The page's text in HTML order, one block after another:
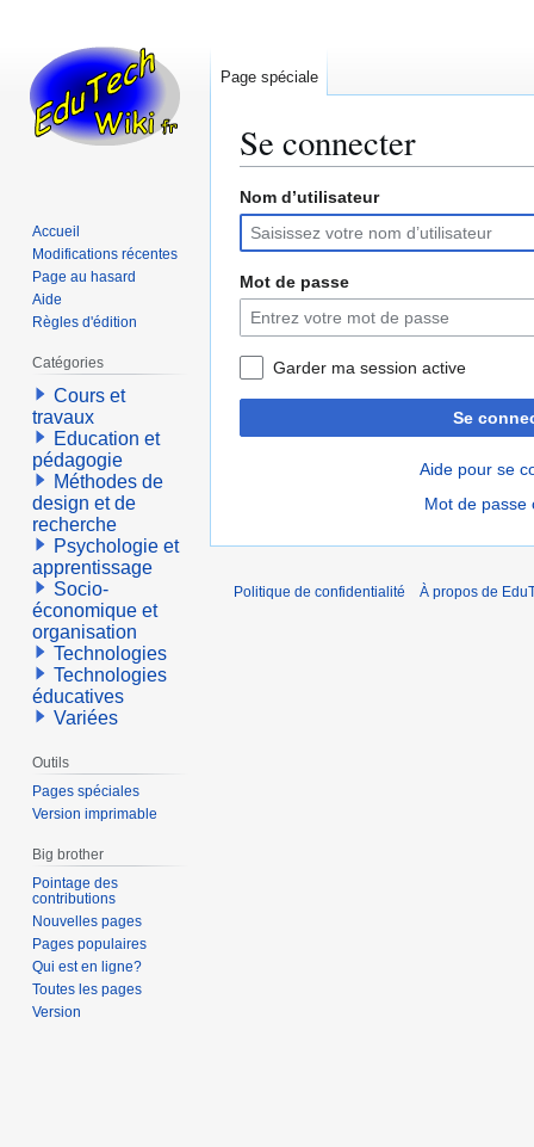
Se connecter
Aller
la
navigation
Aller
la
recherche
Nom d’utilisateur
Mot de passe
Garder ma session active
Se
Aide pour se
Mot de passe
Page spéciale
Accueil
Modifications récentes
Page au hasard
Aide
Règles d'édition
Catégories
Cours et
travaux
Education et
pédagogie
Méthodes de
design et de
recherche
Psychologie et
apprentissage
Socio-
économique et
organisation
Technologies
Technologies
éducatives
Variées
Outils
Pages spéciales
Version imprimable
Big brother
Pointage des
contributions
Nouvelles pages
Pages populaires
Qui est en ligne?
Toutes les pages
Version
Politique de confidentialité À propos de